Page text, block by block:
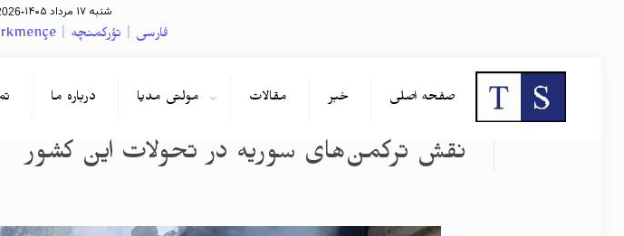
-
شنبه ۱۷ مرداد ۱۴۰۵
فارسی | تؤرکمنچه |
صفحه اصلی خبر مقالات مولتی مدیا درباره ما
نقش ترکمن‌های سوریه در تحولات این کشور